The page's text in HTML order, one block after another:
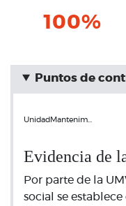
100%
Puntos de
UnidadMantenim…
Evidencia de
Por parte de la
social se